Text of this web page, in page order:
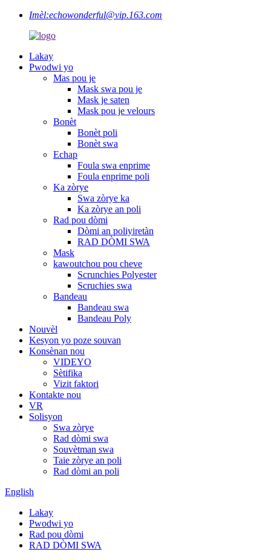
Imèl:echowonderful@vip.163.com
Lakay
Pwodwi yo
Mas pou je
Mask swa pou je
Mask je saten
Mask pou je velours
Bonèt
Bonèt poli
Bonèt swa
Echap
Foula swa enprime
Foula enprime poli
Ka zòrye
Swa zòrye ka
Ka zòrye an poli
Rad pou dòmi
Dòmi an poliyiretàn
RAD DÒMI SWA
Mask
kawoutchou pou cheve
Scrunchies Polyester
Scruchies swa
Bandeau
Bandeau swa
Bandeau Poly
Nouvèl
Kesyon yo poze souvan
Konsènan nou
VIDEYO
Sètifika
Vizit faktori
Kontakte nou
VR
Solisyon
Swa zòrye
Rad dòmi swa
Souvètman swa
Taie zòrye an poli
Rad dòmi an poli
English
Lakay
Pwodwi yo
Rad pou dòmi
RAD DÒMI SWA